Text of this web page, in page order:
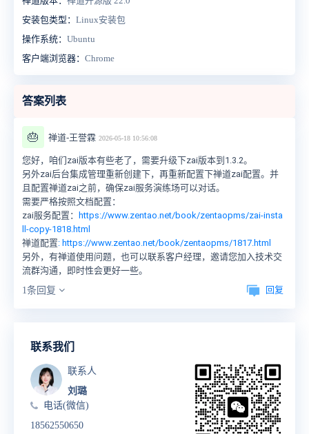
安装包类型： Linux安装包
操作系统： Ubuntu
客户端浏览器： Chrome
答案列表
🎂 禅道-王誉霖 2026-05-18 10:56:08
您好，咱们zai版本有些老了，需要升级下zai版本到1.3.2。
另外zai后台集成管理重新创建下，再重新配置下禅道zai配置。并
且配置禅道zai之前，确保zai服务演练场可以对话。
需要严格按照文档配置：
zai服务配置：
https://www.zentao.net/book/zentaopms/zai-insta
ll-copy-1818.html
禅道配置: https://www.zentao.net/book/zentaopms/1817.html
另外，有禅道使用问题，也可以联系客户经理，邀请您加入技术交
流群沟通，即时性会更好一些。
1条回复
回复
联系我们
联系人
刘璐
电话(微信)
18562550650